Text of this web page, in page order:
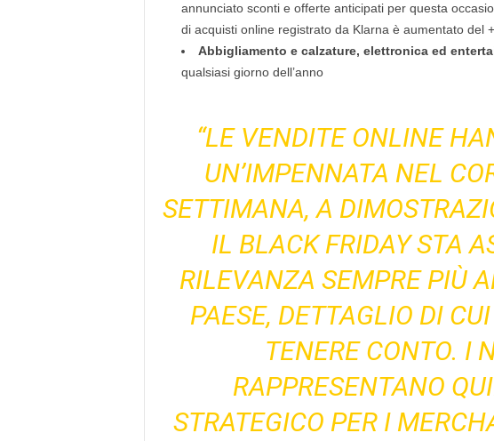
annunciato sconti e offerte anticipati per questa
di acquisti online registrato da Klarna è aumentato del
Abbigliamento e calzature, elettronica ed
qualsiasi giorno dell’anno
“LE VENDITE ONLINE
UN’IMPENNATA NEL
SETTIMANA, A
IL BLACK FRIDAY STA
RILEVANZA SEMPRE PIÙ
PAESE, DETTAGLIO DI
TENERE CONTO. I
RAPPRESENTANO
STRATEGICO PER I